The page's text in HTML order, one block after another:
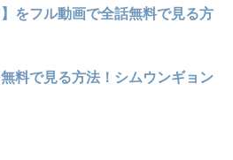
をフル動画で全話無料で見る方
料で見る方法！シムウンギョン